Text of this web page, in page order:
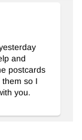
and
postcards
so I
you.